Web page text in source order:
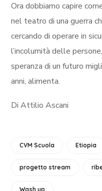
Ora dobbiamo capire
nel teatro di una guerra
cercando di operare in
l’incolumità delle
speranza di un futuro
anni, alimenta.
Di Attilio Ascani
CVM Scuola Etiopia
progetto stream
Wash up